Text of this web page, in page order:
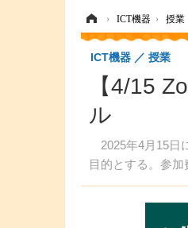
› ICT機器 › 授業
【4/15
ル
2025年4月15日
目的とする。参加
ICT機器 授業